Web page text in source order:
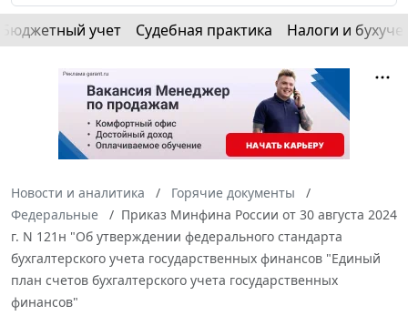
Бюджетный учет Судебная практика Налоги и
Новости и аналитика
Горячие документы
Федеральные
Приказ Минфина России от 30 августа 2024
г. N 121н "Об утверждении федерального стандарта
бухгалтерского учета государственных финансов "Единый
план счетов бухгалтерского учета государственных
финансов"